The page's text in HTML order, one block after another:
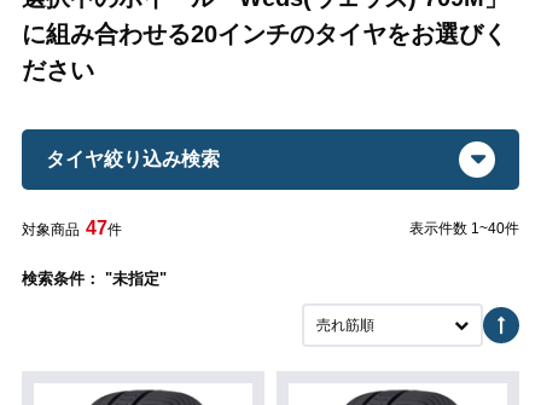
に組み合わせる20インチのタイヤをお選びく
ださい
タイヤ絞り込み検索
対象商品 47件 表示件数 1~40件
検索条件： "未指定"
売れ筋順